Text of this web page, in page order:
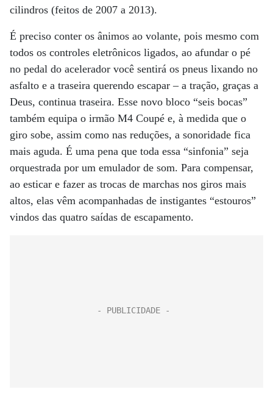
cilindros (feitos de 2007 a 2013).
É preciso conter os ânimos ao volante, pois mesmo com
todos os controles eletrônicos ligados, ao afundar o pé
no pedal do acelerador você sentirá os pneus lixando no
asfalto e a traseira querendo escapar – a tração, graças a
Deus, continua traseira. Esse novo bloco “seis bocas”
também equipa o irmão M4 Coupé e, à medida que o
giro sobe, assim como nas reduções, a sonoridade fica
mais aguda. É uma pena que toda essa “sinfonia” seja
orquestrada por um emulador de som. Para compensar,
ao esticar e fazer as trocas de marchas nos giros mais
altos, elas vêm acompanhadas de instigantes “estouros”
vindos das quatro saídas de escapamento.